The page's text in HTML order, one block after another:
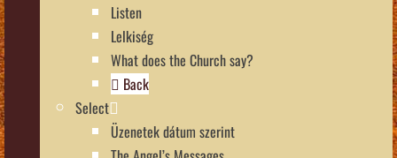
Listen
Lelkiség
What does the Church say?
Back
Select
Üzenetek dátum szerint